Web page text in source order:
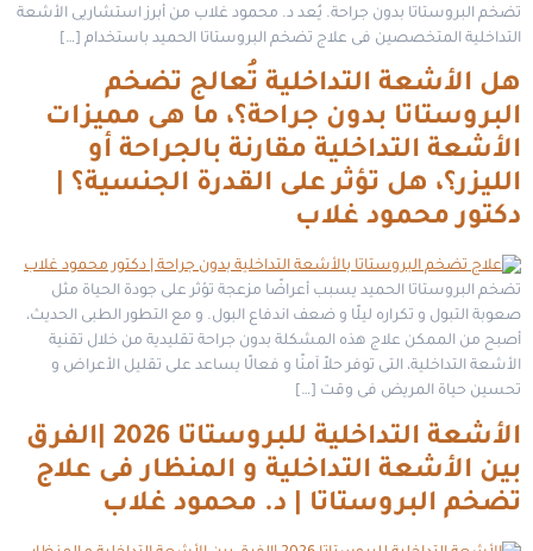
تضخم البروستاتا بدون جراحة. يُعد د. محمود غلاب من أبرز استشاريى الأشعة
التداخلية المتخصصين فى علاج تضخم البروستاتا الحميد باستخدام […]
هل الأشعة التداخلية تُعالج تضخم
البروستاتا بدون جراحة؟، ما هى مميزات
الأشعة التداخلية مقارنة بالجراحة أو
الليزر؟، هل تؤثر على القدرة الجنسية؟ |
دكتور محمود غلاب
تضخم البروستاتا الحميد يسبب أعراضًا مزعجة تؤثر على جودة الحياة مثل
صعوبة التبول و تكراره ليلًا و ضعف اندفاع البول. و مع التطور الطبى الحديث،
أصبح من الممكن علاج هذه المشكلة بدون جراحة تقليدية من خلال تقنية
الأشعة التداخلية، التى توفر حلاً آمنًا و فعالًا يساعد على تقليل الأعراض و
تحسين حياة المريض فى وقت […]
الأشعة التداخلية للبروستاتا 2026 |الفرق
بين الأشعة التداخلية و المنظار فى علاج
تضخم البروستاتا | د. محمود غلاب